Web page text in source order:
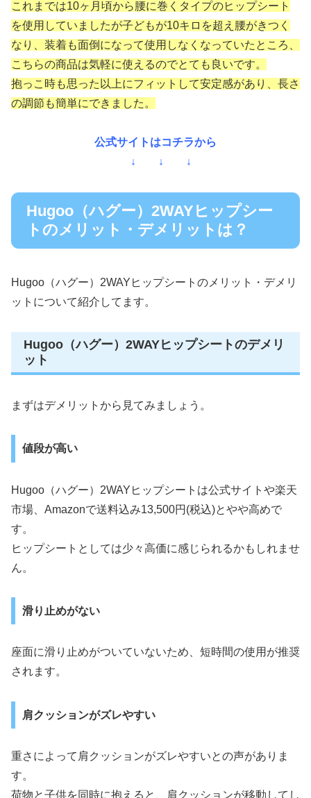
これまでは10ヶ月頃から腰に巻くタイプのヒップシート
を使用していましたが子どもが10キロを超え腰がきつく
なり、装着も面倒になって使用しなくなっていたところ、
こちらの商品は気軽に使えるのでとても良いです。
抱っこ時も思った以上にフィットして安定感があり、長さ
の調節も簡単にできました。
公式サイトはコチラから
↓ ↓ ↓
Hugoo（ハグー）2WAYヒップシー
トのメリット・デメリットは？
Hugoo（ハグー）2WAYヒップシートのメリット・デメリ
ットについて紹介してます。
Hugoo（ハグー）2WAYヒップシートのデメリ
ット
まずはデメリットから見てみましょう。
値段が高い
Hugoo（ハグー）2WAYヒップシートは公式サイトや楽天
市場、Amazonで送料込み13,500円(税込)とやや高めで
す。
ヒップシートとしては少々高価に感じられるかもしれませ
ん。
滑り止めがない
座面に滑り止めがついていないため、短時間の使用が推奨
されます。
肩クッションがズレやすい
重さによって肩クッションがズレやすいとの声がありま
す。
荷物と子供を同時に抱えると、肩クッションが移動してし